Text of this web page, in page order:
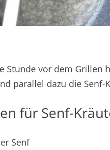
Stunde vor dem Grillen
parallel dazu die
für Senf-
Senf